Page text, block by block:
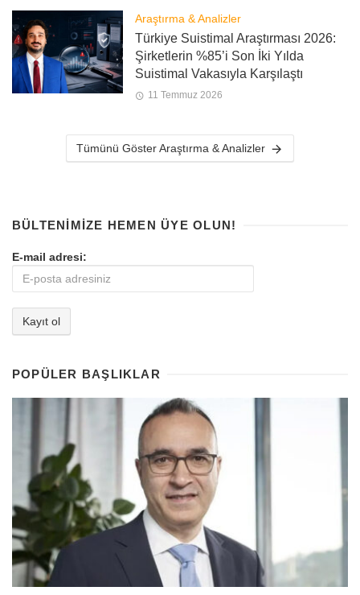
Araştırma & Analizler
Türkiye Suistimal Araştırması 2026:
Şirketlerin %85’i Son İki Yılda
Suistimal Vakasıyla Karşılaştı
11 Temmuz 2026
Tümünü Göster Araştırma & Analizler
BÜLTENIMIZE HEMEN ÜYE OLUN!
E-mail adresi:
POPÜLER BAŞLIKLAR